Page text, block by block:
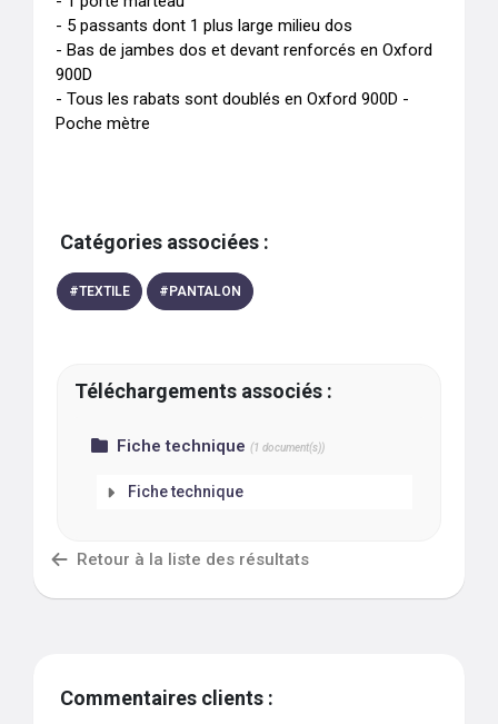
- 5 passants dont 1 plus large milieu dos
- Bas de jambes dos et devant renforcés en Oxford
900D
- Tous les rabats sont doublés en Oxford 900D -
Poche mètre
Catégories associées :
#TEXTILE # PANTALON
Téléchargements associés :
Fiche technique (1 document(s))
Fiche technique
Retour à la liste des résultats
Commentaires clients :